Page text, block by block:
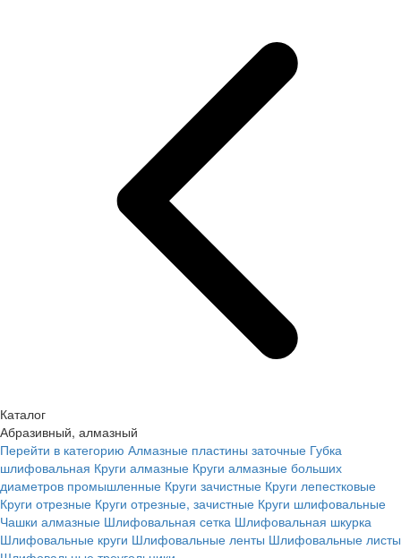
Каталог
Абразивный, алмазный
Перейти в категорию Алмазные пластины заточные Губка
шлифовальная Круги алмазные Круги алмазные больших
диаметров промышленные Круги зачистные Круги лепестковые
Круги отрезные Круги отрезные, зачистные Круги шлифовальные
Чашки алмазные Шлифовальная сетка Шлифовальная шкурка
Шлифовальные круги Шлифовальные ленты Шлифовальные листы